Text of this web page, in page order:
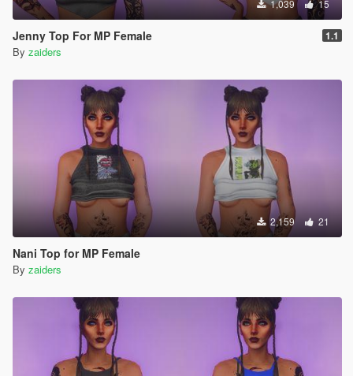
1,039 15
Jenny Top For MP Female 1.1
By zaiders
2,159 21
Nani Top for MP Female
By zaiders